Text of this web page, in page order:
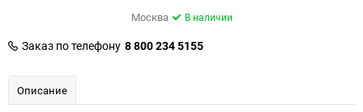
Москва В наличии
Заказ по телефону 8 800 234 5155
Описание